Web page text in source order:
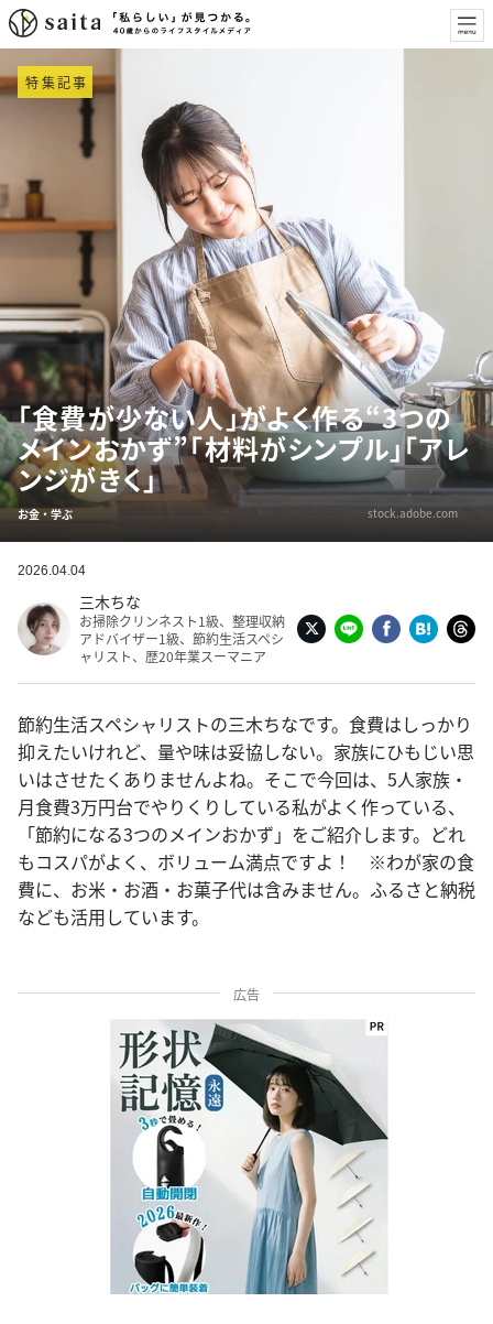
特集記事
「食費が少ない人」がよく作る“3つの
メインおかず”「材料がシンプル」「アレ
ンジがきく」
お金・学ぶ stock.adobe.com
2026.04.04
三木ちな
お掃除クリンネスト1級、整理収納
アドバイザー1級、節約生活スペシ
ャリスト、歴20年業スーマニア
節約生活スペシャリストの三木ちなです。食費はしっかり
抑えたいけれど、量や味は妥協しない。家族にひもじい思
いはさせたくありませんよね。そこで今回は、5人家族・
月食費3万円台でやりくりしている私がよく作っている、
「節約になる3つのメインおかず」をご紹介します。どれ
もコスパがよく、ボリューム満点ですよ！ ※わが家の食
費に、お米・お酒・お菓子代は含みません。ふるさと納税
なども活用しています。
広告